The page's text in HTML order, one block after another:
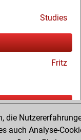
Studies
Fritz
Fritz
Analyse-